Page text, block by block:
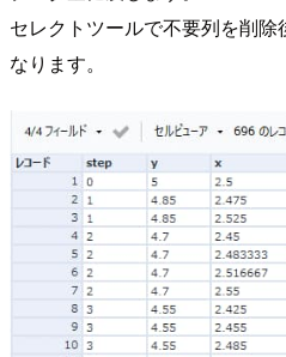
セレクトツールで不要列を削
なります。